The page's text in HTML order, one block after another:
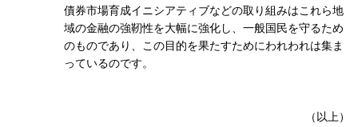
債券市場育成イニシアティブなどの取り組みはこれら地
域の金融の強靭性を大幅に強化し、一般国民を守るため
のものであり、この目的を果たすためにわれわれは集ま
っているのです。
（以上）